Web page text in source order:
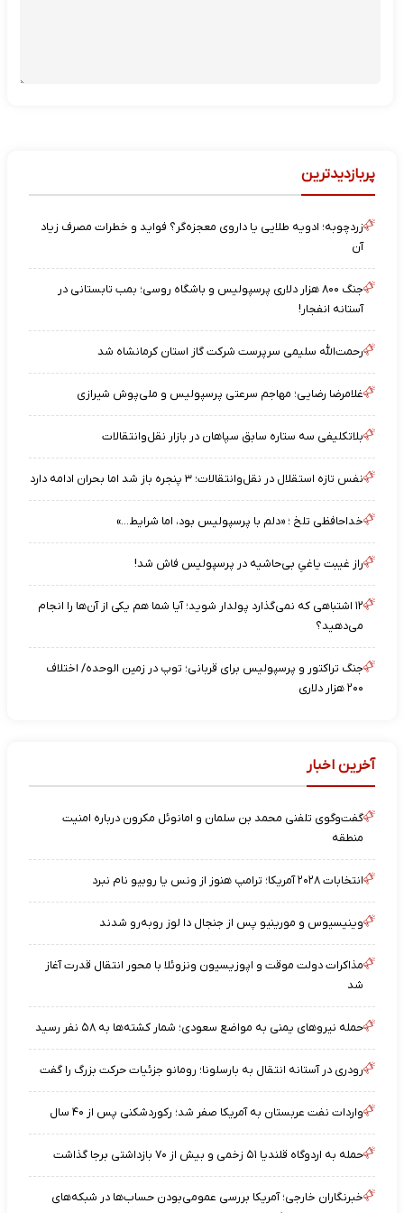
پربازدیدترین
زردچوبه؛ ادویه طلایی یا داروی معجزه‌گر؟ فواید و خطرات مصرف زیاد
آن
جنگ ۸۰۰ هزار دلاری پرسپولیس و باشگاه روسی؛ بمب تابستانی در
آستانه انفجار!
رحمت‌الله سلیمی سرپرست شرکت گاز استان کرمانشاه شد
غلامرضا رضایی؛ مهاجم سرعتی پرسپولیس و ملی‌پوش شیرازی
بلاتکلیفی سه ستاره سابق سپاهان در بازار نقل‌وانتقالات
نفس تازه استقلال در نقل‌وانتقالات؛ ۳ پنجره باز شد اما بحران ادامه دارد
خداحافظی تلخ ؛ «دلم با پرسپولیس بود، اما شرایط…»
راز غیبت یاغیِ بی‌حاشیه در پرسپولیس فاش شد!
۱۲ اشتباهی که نمی‌گذارد پولدار شوید؛ آیا شما هم یکی از آن‌ها را انجام
می‌دهید؟
جنگ تراکتور و پرسپولیس برای قربانی؛ توپ در زمین الوحده/ اختلاف
۲۰۰ هزار دلاری
آخرین اخبار
گفت‌وگوی تلفنی محمد بن سلمان و امانوئل مکرون درباره امنیت
منطقه
انتخابات ۲۰۲۸ آمریکا؛ ترامپ هنوز از ونس یا روبیو نام نبرد
وینیسیوس و مورینیو پس از جنجال دا لوز رو‌به‌رو شدند
مذاکرات دولت موقت و اپوزیسیون ونزوئلا با محور انتقال قدرت آغاز
شد
حمله نیروهای یمنی به مواضع سعودی؛ شمار کشته‌ها به ۵۸ نفر رسید
رودری در آستانه انتقال به بارسلونا؛ رومانو جزئیات حرکت بزرگ را گفت
واردات نفت عربستان به آمریکا صفر شد؛ رکوردشکنی پس از ۴۰ سال
حمله به اردوگاه قلندیا ۵۱ زخمی و بیش از ۷۰ بازداشتی برجا گذاشت
خبرنگاران خارجی؛ آمریکا بررسی عمومی‌بودن حساب‌ها در شبکه‌های